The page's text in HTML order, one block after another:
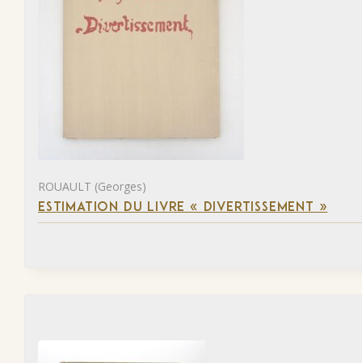
ROUAULT (Georges)
ESTIMATION DU LIVRE « DIVERTISSEMENT »